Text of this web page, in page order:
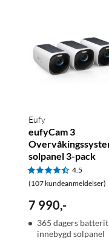
Eufy
eufyCam 3
solpanel 3-pack
4.5
(107 kundeanmeldelser)
7 990,-
365 dagers
innebygd solpanel